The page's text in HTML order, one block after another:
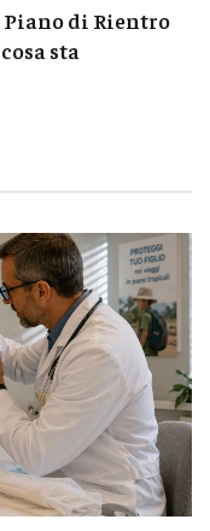
Piano di Rientro
sta